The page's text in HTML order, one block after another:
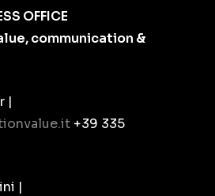
OFFICE
communication &
|
+39 335
|